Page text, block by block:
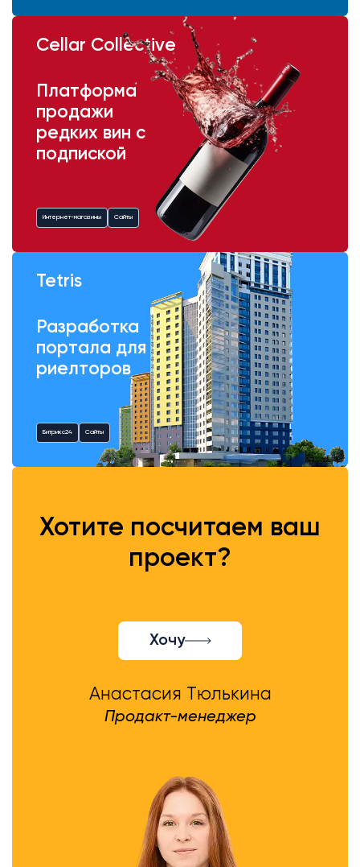
Cellar Collective
Платформа
продажи
редких вин с
подпиской
Интернет-магазины Сайты
Tetris
Разработка
портала для
риелторов
Битрикс24 Сайты
Хотите посчитаем ваш
проект?
Хочу
Анастасия Тюлькина
Продакт-менеджер